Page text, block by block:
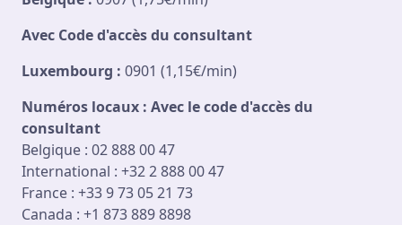
Avec Code d'accès du consultant
Luxembourg : 0901 (1,15€/min)
Numéros locaux : Avec le code d'accès du
consultant
Belgique : 02 888 00 47
International : +32 2 888 00 47
France : +33 9 73 05 21 73
Canada : +1 873 889 8898